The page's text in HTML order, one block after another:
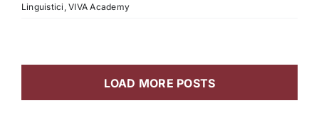
Linguistici ,VIVA Academy
LOAD MORE POSTS